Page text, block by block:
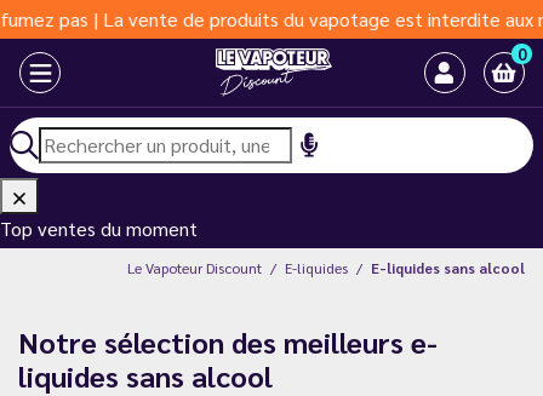
vente de produits du vapotage est interdite aux moins de 18
0
Top ventes du moment
Le Vapoteur Discount E-liquides E-liquides sans alcool
Notre sélection des meilleurs e-
liquides sans alcool